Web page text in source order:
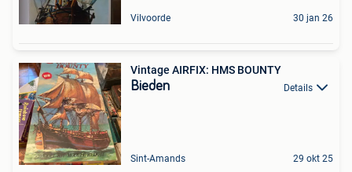
Vilvoorde 30 jan 26
Vintage AIRFIX: HMS BOUNTY
Bieden Details
Sint-Amands 29 okt 25